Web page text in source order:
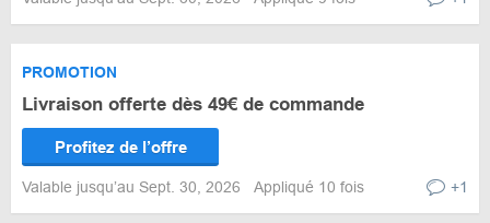
PROMOTION
Livraison offerte dès 49€ de commande
Profitez de l’offre
Valable jusqu’au Sept. 30, 2026 Appliqué 10 fois +1